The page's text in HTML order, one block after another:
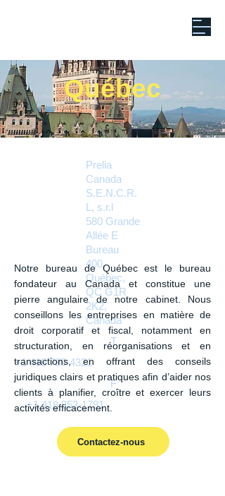
Québec
Prelia
Canada
S.E.N.C.R.
L, s.r.l
580 Grande
Allée E
Bureau
400,
Québec,
QC G1R
2K2,
Canada
T
+1 418 780-4321
F
+1 418 353-1791
Contactez-nous
Notre bureau de Québec est le bureau
fondateur au Canada et constitue une
pierre angulaire de notre cabinet. Nous
conseillons les entreprises en matière de
droit corporatif et fiscal, notamment en
structuration, en réorganisations et en
transactions, en offrant des conseils
juridiques clairs et pratiques afin d’aider nos
clients à planifier, croître et exercer leurs
activités efficacement.